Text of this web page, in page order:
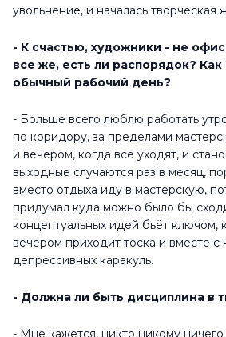
- Согласны, что делать что-то
растрачивать свой дар впустую?
- Отчасти… По большому счёту,
слова как «дар» и «возможности»